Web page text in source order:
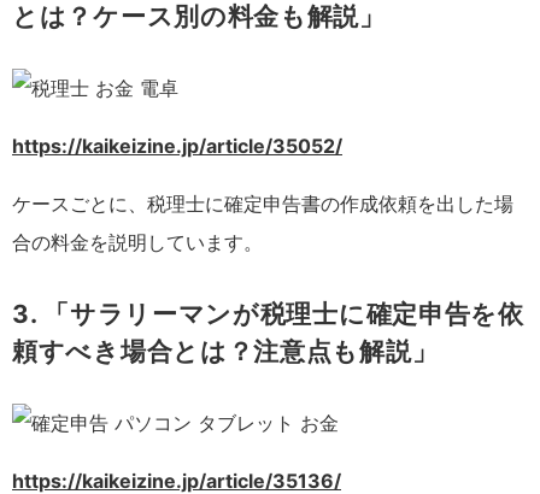
とは？ケース別の料金も解説」
https://kaikeizine.jp/article/35052/
ケースごとに、税理士に確定申告書の作成依頼を出した場
合の料金を説明しています。
3. 「サラリーマンが税理士に確定申告を依
頼すべき場合とは？注意点も解説」
https://kaikeizine.jp/article/35136/